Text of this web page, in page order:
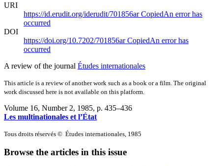
URI
https://id.erudit.org/iderudit/701856arCopiedAn error has
occurred
DOI
https://doi.org/10.7202/701856arCopiedAn error has
occurred
A review of the journal Études internationales
This article is a review of another work such as a book or a film. The original
work discussed here is not available on this platform.
Volume 16, Number 2, 1985, p. 435–436
Les multinationales et l’État
Tous droits réservés © Études internationales, 1985
Browse the articles in this issue